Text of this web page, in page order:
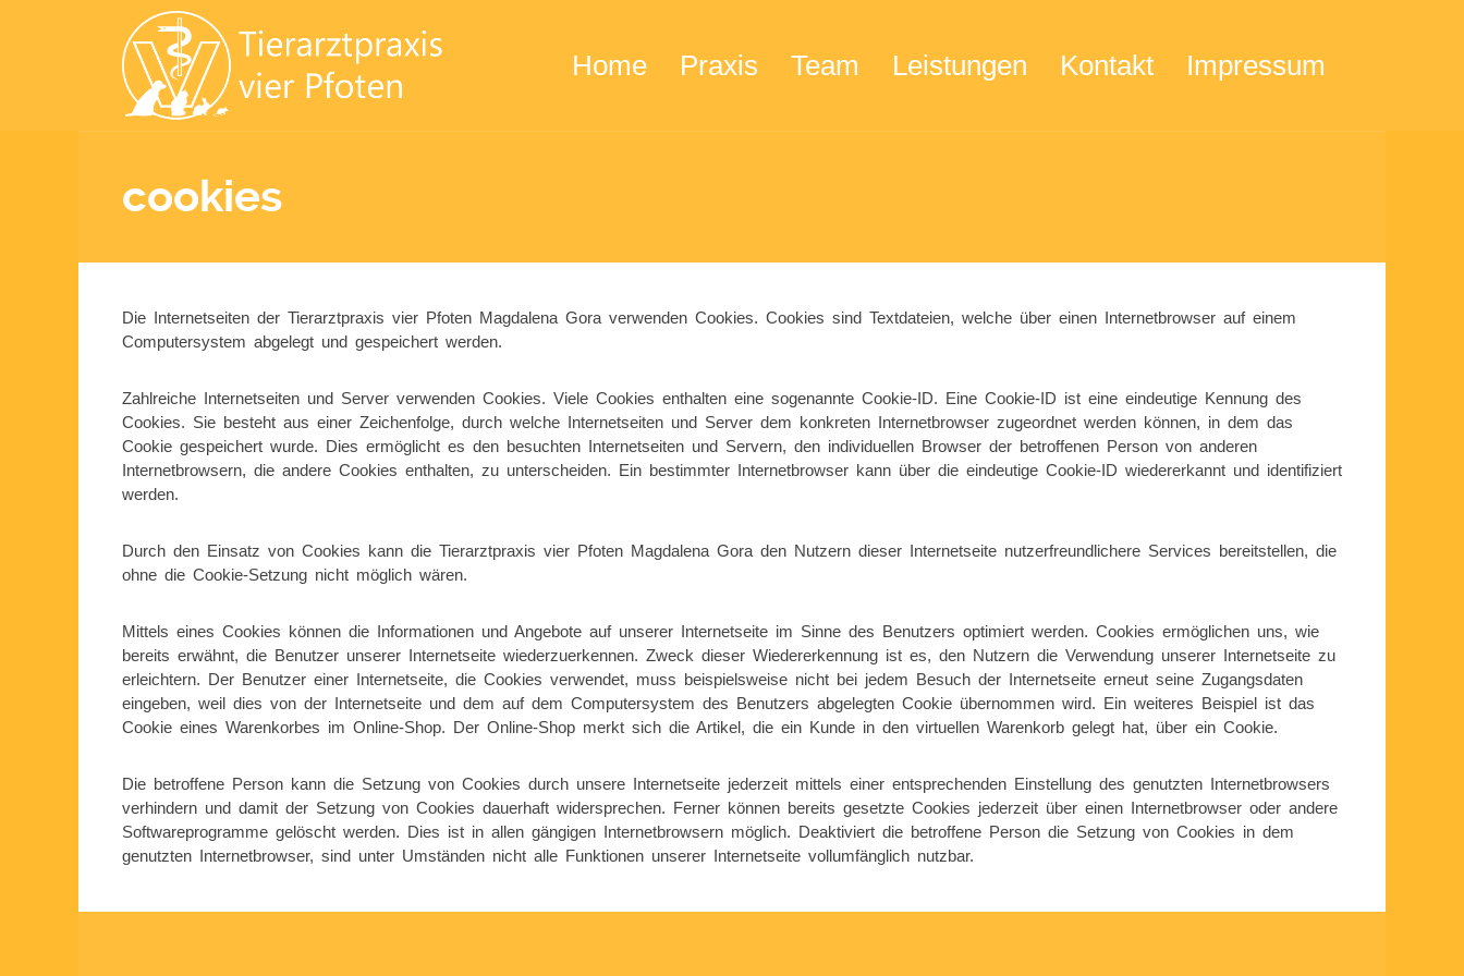
Home Praxis Team Leistungen Kontakt Impressum
cookies
Die Internetseiten der Tierarztpraxis vier Pfoten Magdalena Gora verwenden Cookies. Cookies sind Textdateien, welche über einen Internetbrowser auf einem
Computersystem abgelegt und gespeichert werden.
Zahlreiche Internetseiten und Server verwenden Cookies. Viele Cookies enthalten eine sogenannte Cookie-ID. Eine Cookie-ID ist eine eindeutige Kennung des
Cookies. Sie besteht aus einer Zeichenfolge, durch welche Internetseiten und Server dem konkreten Internetbrowser zugeordnet werden können, in dem das
Cookie gespeichert wurde. Dies ermöglicht es den besuchten Internetseiten und Servern, den individuellen Browser der betroffenen Person von anderen
Internetbrowsern, die andere Cookies enthalten, zu unterscheiden. Ein bestimmter Internetbrowser kann über die eindeutige Cookie-ID wiedererkannt und identifiziert
werden.
Durch den Einsatz von Cookies kann die Tierarztpraxis vier Pfoten Magdalena Gora den Nutzern dieser Internetseite nutzerfreundlichere Services bereitstellen, die
ohne die Cookie-Setzung nicht möglich wären.
Mittels eines Cookies können die Informationen und Angebote auf unserer Internetseite im Sinne des Benutzers optimiert werden. Cookies ermöglichen uns, wie
bereits erwähnt, die Benutzer unserer Internetseite wiederzuerkennen. Zweck dieser Wiedererkennung ist es, den Nutzern die Verwendung unserer Internetseite zu
erleichtern. Der Benutzer einer Internetseite, die Cookies verwendet, muss beispielsweise nicht bei jedem Besuch der Internetseite erneut seine Zugangsdaten
eingeben, weil dies von der Internetseite und dem auf dem Computersystem des Benutzers abgelegten Cookie übernommen wird. Ein weiteres Beispiel ist das
Cookie eines Warenkorbes im Online-Shop. Der Online-Shop merkt sich die Artikel, die ein Kunde in den virtuellen Warenkorb gelegt hat, über ein Cookie.
Die betroffene Person kann die Setzung von Cookies durch unsere Internetseite jederzeit mittels einer entsprechenden Einstellung des genutzten Internetbrowsers
verhindern und damit der Setzung von Cookies dauerhaft widersprechen. Ferner können bereits gesetzte Cookies jederzeit über einen Internetbrowser oder andere
Softwareprogramme gelöscht werden. Dies ist in allen gängigen Internetbrowsern möglich. Deaktiviert die betroffene Person die Setzung von Cookies in dem
genutzten Internetbrowser, sind unter Umständen nicht alle Funktionen unserer Internetseite vollumfänglich nutzbar.